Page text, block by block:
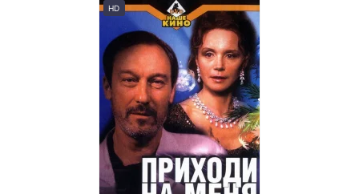
HD